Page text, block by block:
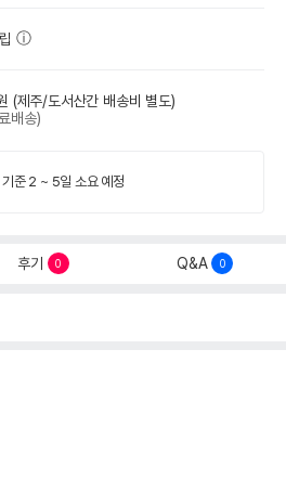
(제주/도서산간 배송비 별도)
배송)
준 2 ~ 5일 소요 예정
후기 0 Q&A 0